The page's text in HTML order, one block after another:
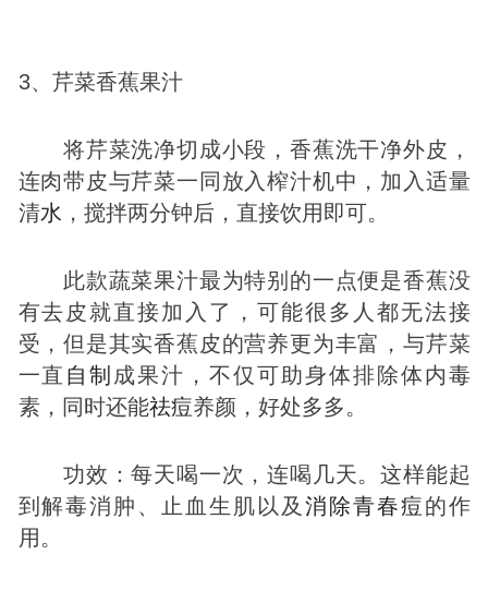
3、芹菜香蕉果汁
将芹菜洗净切成小段，香蕉洗干净外皮，
连肉带皮与芹菜一同放入榨汁机中，加入适量
清水 ，搅拌两分钟后，直接饮用即可。
此款蔬菜果汁最为特别的一点便是香蕉没
有去皮就直接加入了，可能很多人都无法接
受，但是其实香蕉皮的营养更为丰富，与芹菜
一直 自制 成果汁，不仅可助身体排除体内毒
素，同时还能祛痘养颜，好处多多。
功效：每天喝一次，连喝几天。这样能起
到解毒消肿、止血生肌以及 消除青春痘的作
用。